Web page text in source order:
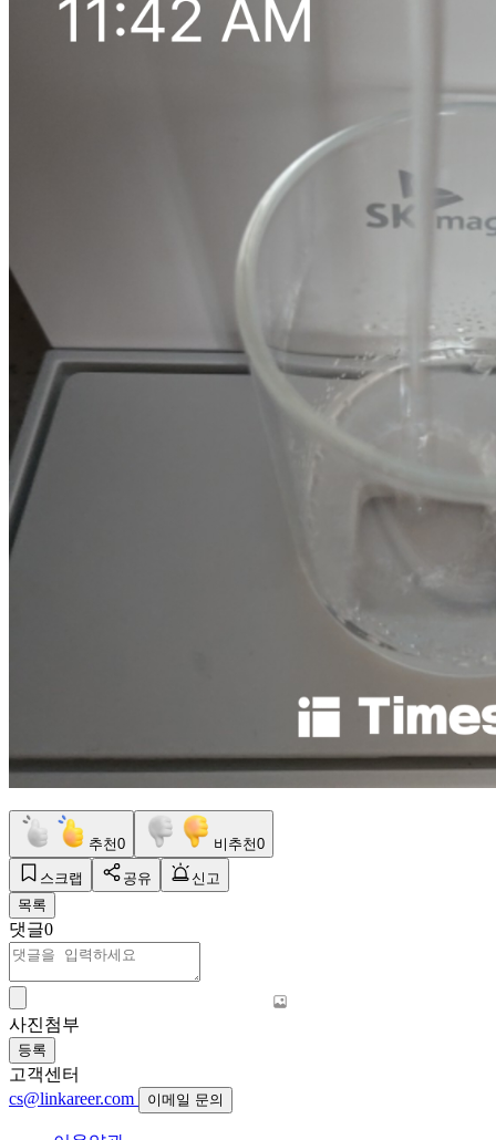
추천0 비추천0
스크랩 공유
신고
목록
댓글0
사진첨부
등록
고객센터
cs@linkareer.com
이메일 문의